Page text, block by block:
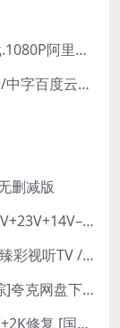
《新金瓶梅》杨思敏 百度云网盘下载.1080P阿里下载.国语中字.(1996)
睡了我的女上司（韩国短剧）4K超清/中字百度云网盘下载
删减版
吃瓜：凛子同学提不起劲/小怡loli 72V+23V+14V–24.02GB】
剑来 2024 纯净版 每周四已更【4K / 臻彩视听TV / 杜比音】附电子书百度网盘下载
大尺度综艺栏目《深夜保健室》 [台综]夸克网盘下载
《大明王朝1566》2007 中国大陆 4K+2K修复 [国语 46集 192G]